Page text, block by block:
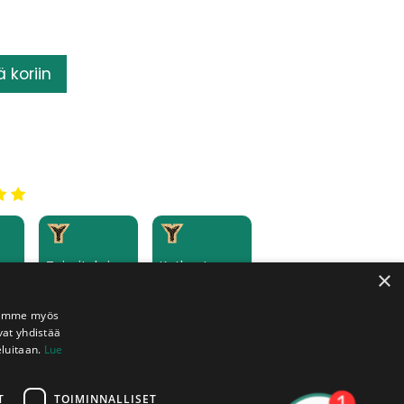
koriin
Toimituksia
Katkonta
×
myös
yhdistää
Lue
TOIMINNALLISET